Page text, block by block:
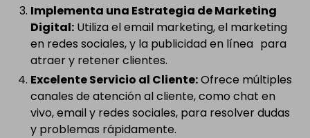
Implementa una Estrategia de Marketing
Digital: Utiliza el email marketing, el marketing
en redes sociales, y la publicidad en línea para
atraer y retener clientes.
Excelente Servicio al Cliente:Ofrece múltiples
canales de atención al cliente, como chat en
vivo, email y redes sociales, para resolver dudas
y problemas rápidamente.